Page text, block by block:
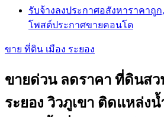
รับจ้างลงประกาศอสังหาราคาถู
โพสต์ประกาศขายคอนโด
ขาย ที่ดิน เมือง ระยอง
ขายด่วน ลดราคา ที่ดินสว
ระยอง วิวภูเขา ติดแหล่ง